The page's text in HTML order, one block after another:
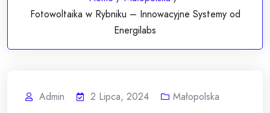
Fotowoltaika w Rybniku – Innowacyjne Systemy od
Energilabs
Admin 2 Lipca, 2024 Małopolska